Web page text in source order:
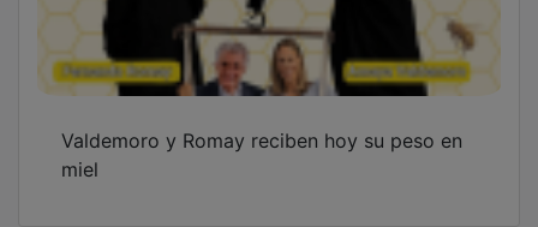
Valdemoro y Romay reciben hoy su peso en
miel